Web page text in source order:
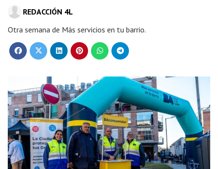
Otra semana de Más servicios en tu barrio.
REDACCIÓN 4L